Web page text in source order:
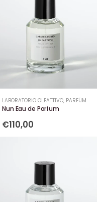
LABORATORIO OLFATTIVO, PARFÜM
Nun Eau de Parfum
€110,00